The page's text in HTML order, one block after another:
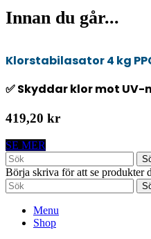
Innan du går...
Klorstabilasator 4 kg
✅ Skyddar klor mot
419,20 kr
SE MER
Börja skriva för att se produkter
Menu
Shop